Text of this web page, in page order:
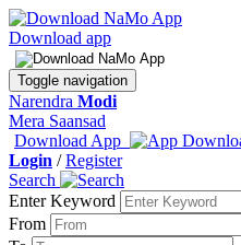
Download app
Toggle navigation
Narendra Modi
Mera Saansad
Download App
Login /Register
Search
Enter Keyword
From